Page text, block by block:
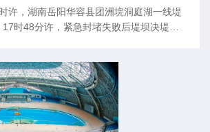
许，湖南岳阳华容县团洲垸洞庭湖一线堤
时48分许，紧急封堵失败后堤坝决堤。
封堵管涌。新华社发（黎宇 摄）2024年
开始了漫长的排涝工作……